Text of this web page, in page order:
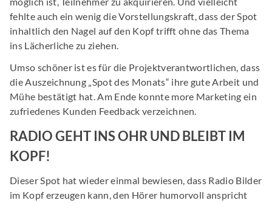
fehlte auch ein wenig die Vorstellungskraft, dass der Spot
inhaltlich den Nagel auf den Kopf trifft ohne das Thema
ins Lächerliche zu ziehen.
Umso schöner ist es für die Projektverantwortlichen, dass
die Auszeichnung „Spot des Monats“ ihre gute Arbeit und
Mühe bestätigt hat. Am Ende konnte more Marketing ein
zufriedenes Kunden Feedback verzeichnen.
RADIO GEHT INS OHR UND BLEIBT IM
KOPF!
Dieser Spot hat wieder einmal bewiesen, dass Radio Bilder
im Kopf erzeugen kann, den Hörer humorvoll anspricht